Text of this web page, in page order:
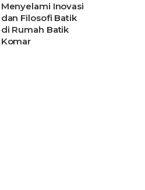
Menyelami Inovasi
dan Filosofi Batik
di Rumah Batik
Komar